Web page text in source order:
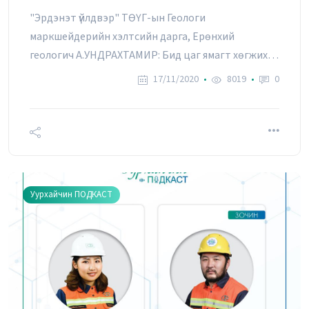
УУРХАЙЧИН ПОДКАСТ №22 -
Б.ТЭМҮГЭ
УУРХАЙЧИН ПОДКАСТ №15 -
Т.ДОРЖСҮРЭН
04/01/2021
УУРХАЙЧИН ПОДКАСТ №24 -
Г.ГАНЖАРГАЛ
04/01/2021
"Эрдэнэт үйлдвэр" ТӨҮГ-ын Геологи
маркшейдерийн хэлтсийн дарга, Ерөнхий
геологич А.УНДРАХТАМИР: Бид цаг ямагт хөгжих
17/11/2020 8019 0
Уурхайчин ПОДКАСТ